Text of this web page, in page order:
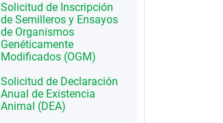
Solicitud de Inscripción
de Semilleros y Ensayos
de Organismos
Genéticamente
Modificados (OGM)
Solicitud de Declaración
Anual de Existencia
Animal (DEA)